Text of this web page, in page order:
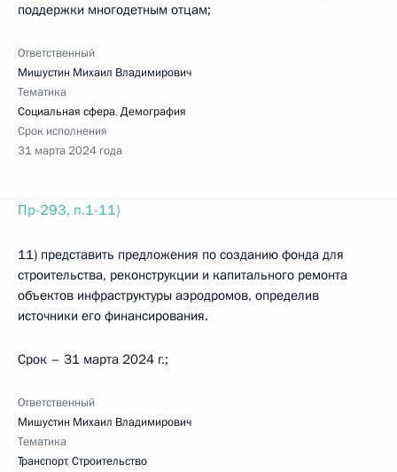
поддержки многодетным отцам;
Ответственный
Мишустин Михаил Владимирович
Тематика
Социальная сфера,Демография
Срок исполнения
31 марта 2024 года
Пр-293, п.1-11)
11) представить предложения по созданию фонда для
строительства, реконструкции и капитального ремонта
объектов инфраструктуры аэродромов, определив
источники его финансирования.
Срок – 31 марта 2024 г.;
Ответственный
Мишустин Михаил Владимирович
Тематика
Транспорт,Строительство